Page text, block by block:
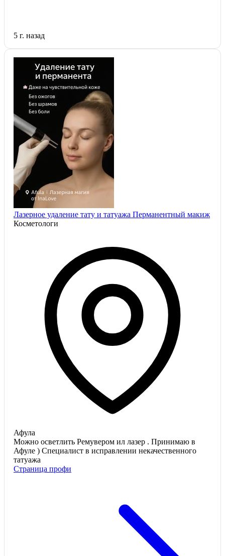
5 г. назад
Лазерное удаление тату и татуажа Перманентный макиж
Косметологи
Афула
Можно осветлить Ремувером ил лазер . Принимаю в
Афуле ) Специалист в исправлении некачественного
татуажа
Страница профи